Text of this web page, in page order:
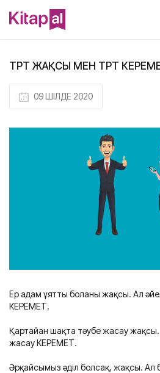
ТӨРТ ЖАҚСЫ МЕН ТӨРТ
09 ШІЛДЕ 2020
Ер адам ұятты болғаны жақсы. Ал
КЕРЕМЕТ.
Қартайған шақта тәубе жасау
жасау КЕРЕМЕТ.
Әрқайсымыз әділ болсақ, жақсы. Ал